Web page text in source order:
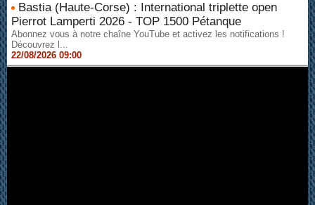
Bastia (Haute-Corse) : International triplette open
Pierrot Lamperti 2026 - TOP 1500 Pétanque
Abonnez vous à notre chaîne YouTube et activez les notifications !
Découvrez l...
22/08/2026 09:00